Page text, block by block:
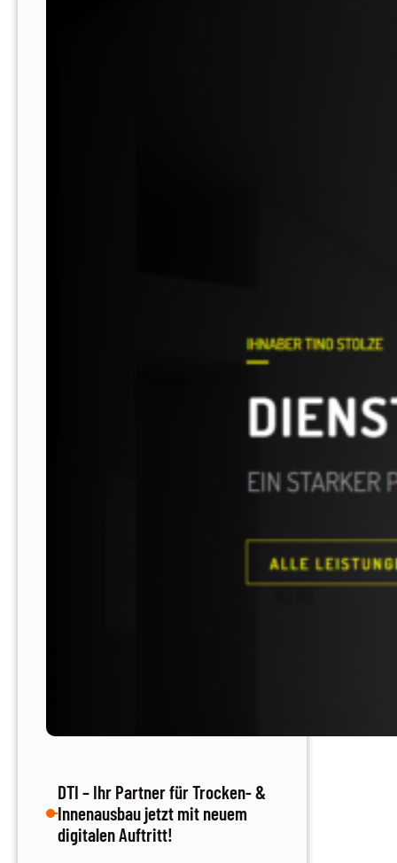
DTI – Ihr Partner für Trocken- &
Innenausbau jetzt mit neuem
digitalen Auftritt!